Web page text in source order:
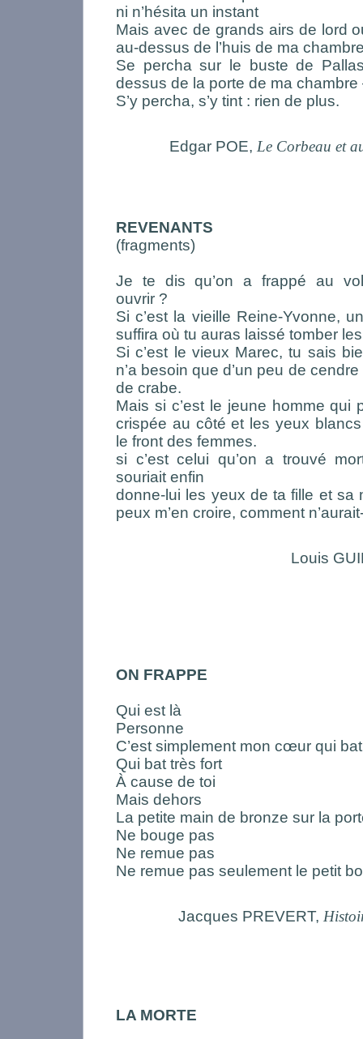
ni n’hésita un instant
Mais avec de grands airs de lord
au-dessus de l’huis de ma
Se percha sur le buste de
dessus de la porte de ma
S’y percha, s’y tint : rien de plus.
Edgar POE, Le Corbeau et
REVENANTS
(fragments)
Je te dis qu’on a frappé au
ouvrir ?
Si c’est la vieille Reine-Yvonne,
suffira où tu auras laissé tomber
Si c’est le vieux Marec, tu sais
n’a besoin que d’un peu de
de crabe.
Mais si c’est le jeune homme qui
crispée au côté et les yeux
le front des femmes.
si c’est celui qu’on a trouvé
souriait enfin
donne-lui les yeux de ta fille et sa
peux m’en croire, comment
Louis
ON FRAPPE
Qui est là
Personne
C’est simplement mon cœur qui bat
Qui bat très fort
À cause de toi
Mais dehors
La petite main de bronze sur la
Ne bouge pas
Ne remue pas
Ne remue pas seulement le petit
Jacques PREVERT,
LA MORTE